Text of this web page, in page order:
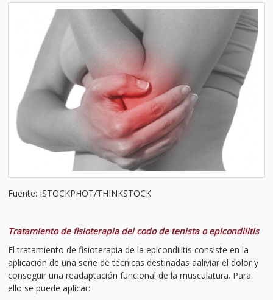
Fuente: ISTOCKPHOT/THINKSTOCK
Tratamiento de fisioterapia del codo de tenista o epicondilitis
El tratamiento de fisioterapia de la epicondilitis consiste en la
aplicación de una serie de técnicas destinadas aaliviar el dolor y
conseguir una readaptación funcional de la musculatura. Para
ello se puede aplicar: